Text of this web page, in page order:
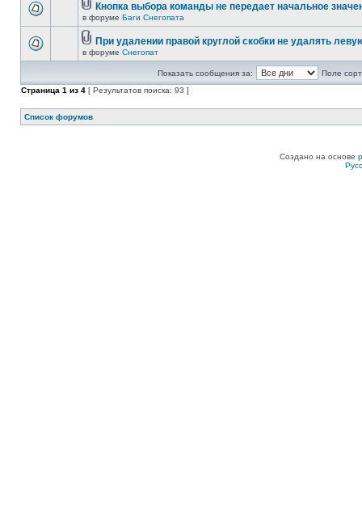
Кнопка выбора команды не передает начальное
в форуме Баги Снегопата
При удалении правой круглой скобки не удалять
в форуме Снегопат
Показать сообщения за:
Поле
Страница 1 из 4 [ Результатов поиска: 93 ]
Список форумов
Создано на основе